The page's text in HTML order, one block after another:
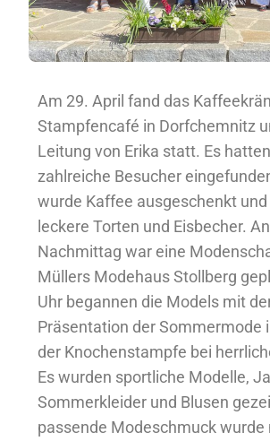
Am 29. April fand das
Stampfencafé in Dorfchemnitz
Leitung von Erika statt. Es
zahlreiche Besucher
wurde Kaffee ausgeschenkt
leckere Torten und Eisbecher.
Nachmittag war eine
Müllers Modehaus Stollberg
Uhr begannen die Models mit
Präsentation der Sommermode
der Knochenstampfe bei
Es wurden sportliche Modelle,
Sommerkleider und Blusen
passende Modeschmuck wurde